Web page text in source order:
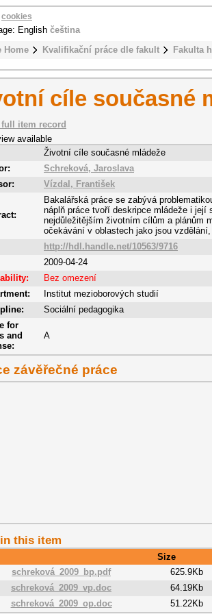
Home Kvalifikační práce dle fakult Fakulta
cookies
English čeština
cíle současné
item record
available
Životní cíle současné mládeže
Schreková, Jaroslava
Vízdal, František
Bakalářská práce se zabývá
náplň práce tvoří deskripce mládeže i její
nejdůležitějším životním cílům a plánům
očekávání v oblastech jako jsou
http://hdl.handle.net/10563/9716
2009-04-24
Bez omezení
Institut mezioborových studií
Sociální pedagogika
for
and
A
závěřečné práce
this item
Size
schreková_2009_bp.pdf
625.9Kb
schreková_2009_vp.doc
64.19Kb
schreková_2009_op.doc
51.22Kb